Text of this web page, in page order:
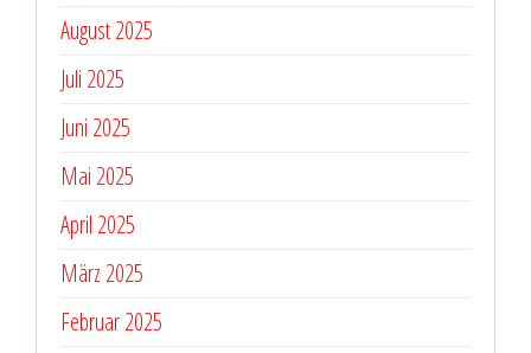
August 2025
Juli 2025
Juni 2025
Mai 2025
April 2025
März 2025
Februar 2025